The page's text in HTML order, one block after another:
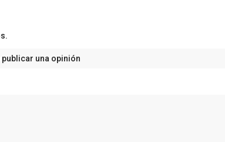
publicar una opinión